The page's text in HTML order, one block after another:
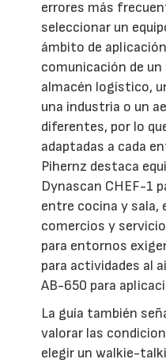
errores más
seleccionar un
ámbito de
comunicación de
almacén logístico,
una industria o un
diferentes, por lo
adaptadas a cada
Pihernz destaca
Dynascan CHEF-1
entre cocina y sala,
comercios y
para entornos
para actividades al
AB-650 para
La guía también
valorar las
elegir un walkie-